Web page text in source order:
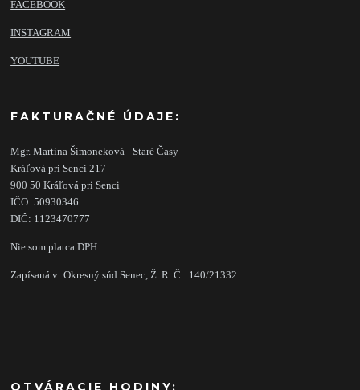
FACEBOOK
INSTAGRAM
YOUTUBE
FAKTURAČNÉ ÚDAJE:
Mgr. Martina Šimoneková - Staré Časy
Kráľová pri Senci 217
900 50 Kráľová pri Senci
IČO: 50930346
DIČ: 1123470777
Nie som platca DPH
Zapísaná v: Okresný súd Senec, Ž. R. Č.: 140/21332
OTVÁRACIE HODINY: